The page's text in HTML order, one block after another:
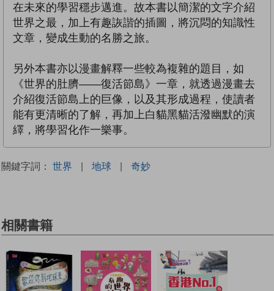
在未來的學習穩步邁進。故本書以簡潔的文字介紹
世界之最，加上有趣詼諧的插圖，將沉悶的知識性
文章，變成生動的名勝之旅。
另外本書亦以漫畫解釋一些較為複雜的題目，如
《世界的肚臍——復活節島》一章，就透過漫畫去
介紹復活節島上的巨像，以及其形成過程，使讀者
能有更清晰的了解，再加上白貓黑貓活潑幽默的演
繹，將學習化作一樂事。
關鍵字詞： 世界 | 地球 | 奇妙
相關書籍